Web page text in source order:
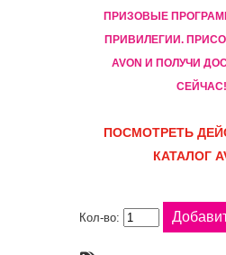
ПРИЗОВЫЕ
ПРИВИЛЕГИИ.
AVON И ПОЛУЧИ
СЕЙЧАС!
ПОСМОТРЕТЬ
КАТАЛОГ
Кол-во: